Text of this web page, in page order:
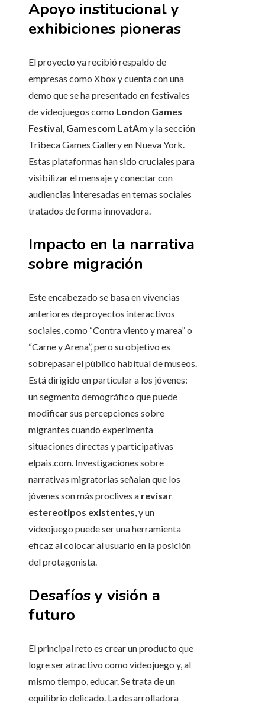
Apoyo institucional y
exhibiciones pioneras
El proyecto ya recibió respaldo de
empresas como Xbox y cuenta con una
demo que se ha presentado en festivales
de videojuegos como London Games
Festival, Gamescom LatAm y la sección
Tribeca Games Gallery en Nueva York.
Estas plataformas han sido cruciales para
visibilizar el mensaje y conectar con
audiencias interesadas en temas sociales
tratados de forma innovadora.
Impacto en la narrativa
sobre migración
Este encabezado se basa en vivencias
anteriores de proyectos interactivos
sociales, como “Contra viento y marea” o
“Carne y Arena”, pero su objetivo es
sobrepasar el público habitual de museos.
Está dirigido en particular a los jóvenes:
un segmento demográfico que puede
modificar sus percepciones sobre
migrantes cuando experimenta
situaciones directas y participativas
elpais.com. Investigaciones sobre
narrativas migratorias señalan que los
jóvenes son más proclives a revisar
estereotipos existentes, y un
videojuego puede ser una herramienta
eficaz al colocar al usuario en la posición
del protagonista.
Desafíos y visión a
futuro
El principal reto es crear un producto que
logre ser atractivo como videojuego y, al
mismo tiempo, educar. Se trata de un
equilibrio delicado. La desarrolladora